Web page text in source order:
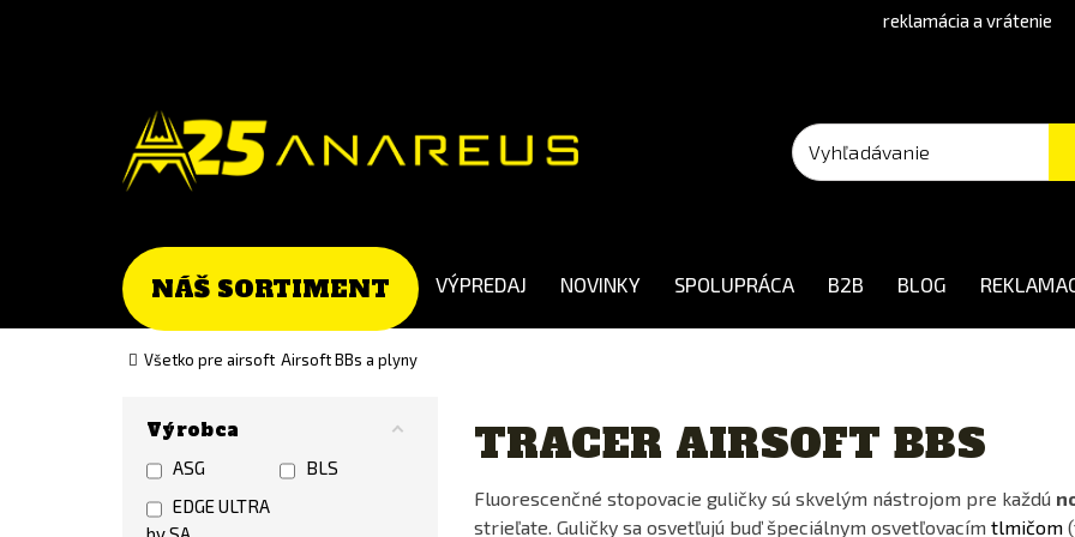
version
reklamácia a vrátenie
NÁŠ SORTIMENT VÝPREDAJ NOVINKY SPOLUPRÁCA B2B BLOG
Všetko pre airsoft Airsoft BBs a plyny
Výrobca
ASG
BLS
EDGE ULTRA
TRACER AIRSOFT BBS
Fluorescenčné stopovacie guličky sú skvelým nástrojom pre každú
strieľate. Guličky sa osvetľujú buď špeciálnym osvetľovacím tlmičom